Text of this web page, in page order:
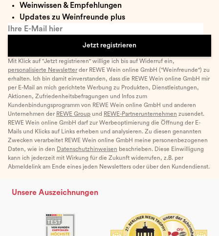
Weinwissen & Empfehlungen
Updates zu Weinfreunde plus
Ihre E-Mail hier
Jetzt registrieren
Mit Klick auf "Jetzt registrieren" willige ich bis auf Widerruf ein,
personalisierte Newsletter der REWE Wein online GmbH ("Weinfreunde") zu
erhalten. Ich bin damit einverstanden, dass die REWE Wein online GmbH mir
per E-Mail an mich gerichtete Werbung zu Produkten, Dienstleistungen,
Aktionen, Zufriedenheitsbefragungen und Infos zum
Kundenbindungsprogramm von REWE Wein online GmbH und anderen
Unternehmen der REWE Group und REWE-Partnerunternehmen zusendet.
REWE Wein online GmbH darf zur Werbeoptimierung die Öffnung der E-
Mails und Klicks auf Links erheben und analysieren. Zu diesen genannten
Zwecken verarbeitet REWE Wein online GmbH meine personenbezogenen
Daten, wie in den Datenschutzhinweisen beschrieben. Diese Einwilligung
kann ich jederzeit mit Wirkung für die Zukunft widerrufen, z.B. per
Abmeldelink am Ende eines jeden Newsletters oder über den Kundendienst.
Unsere Auszeichnungen